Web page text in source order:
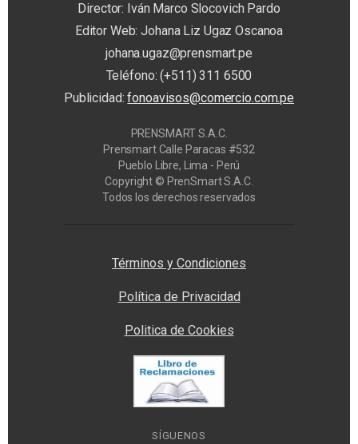
Director: Iván Marco Slocovich Pardo
Editor Web: Johana Liz Ugaz Oscanoa
johana.ugaz@prensmart.pe
Teléfono: (+511) 311 6500
Publicidad:fonoavisos@comercio.com.pe
PRENSMART S.A.C.
Prensmart Calle Paracas #532
Pueblo Libre, Lima - Perú
Copyright © PrenSmart S.A.C.
Todos los derechos reservados
Términos y Condiciones
Política de Privacidad
Politica de Cookies
SÍGUENOS